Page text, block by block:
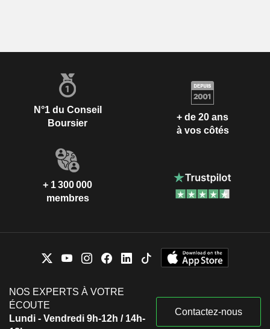
N°1 du Conseil
Boursier
+ de 20 ans
à vos côtés
+ 1 300 000
membres
NOS EXPERTS À VOTRE
ÉCOUTE
Lundi - Vendredi 9h-12h / 14h-
Contactez-nous